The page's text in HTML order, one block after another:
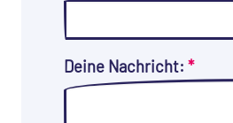
Deine Nachricht: *